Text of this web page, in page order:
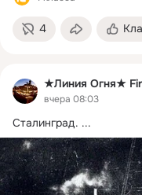
4
★Линия Огня★
вчера 08:03
Сталинград. ...